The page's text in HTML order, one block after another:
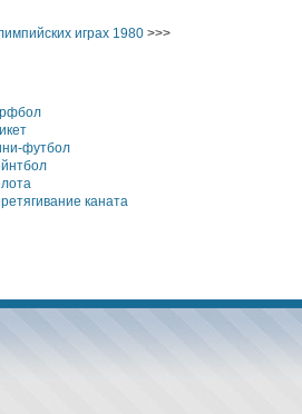
играх 1980 >>>
футбол
каната